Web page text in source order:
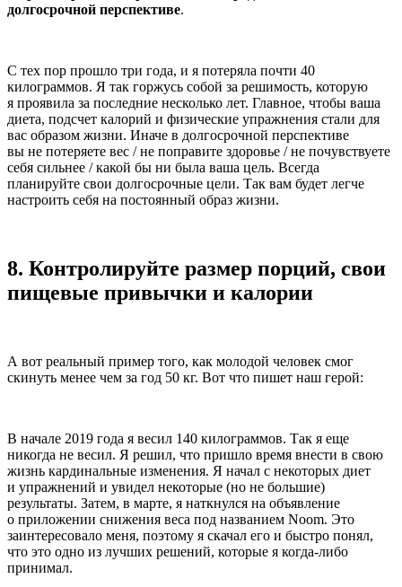
долгосрочной перспективе.
С тех пор прошло три года, и я потеряла почти 40
килограммов. Я так горжусь собой за решимость, которую
я проявила за последние несколько лет. Главное, чтобы ваша
диета, подсчет калорий и физические упражнения стали для
вас образом жизни. Иначе в долгосрочной перспективе
вы не потеряете вес / не поправите здоровье / не почувствуете
себя сильнее / какой бы ни была ваша цель. Всегда
планируйте свои долгосрочные цели. Так вам будет легче
настроить себя на постоянный образ жизни.
8. Контролируйте размер порций, свои
пищевые привычки и калории
А вот реальный пример того, как молодой человек смог
скинуть менее чем за год 50 кг. Вот что пишет наш герой:
В начале 2019 года я весил 140 килограммов. Так я еще
никогда не весил. Я решил, что пришло время внести в свою
жизнь кардинальные изменения. Я начал с некоторых диет
и упражнений и увидел некоторые (но не большие)
результаты. Затем, в марте, я наткнулся на объявление
о приложении снижения веса под названием Noom. Это
заинтересовало меня, поэтому я скачал его и быстро понял,
что это одно из лучших решений, которые я когда-либо
принимал.